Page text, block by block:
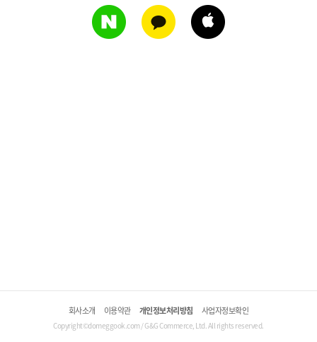
회사소개 이용약관 개인정보처리방침 사업자정보확인
Copyright©domeggook.com / G&G Commerce, Ltd. All rights reserved.